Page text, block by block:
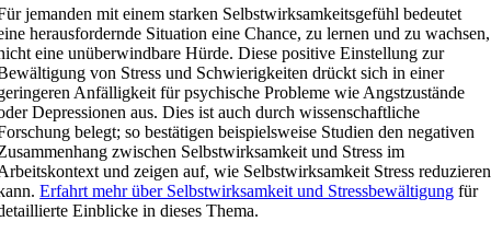
jemanden mit einem starken Selbstwirksamkeitsgefühl bedeutet
herausfordernde Situation eine Chance, zu lernen und zu wachsen,
eine unüberwindbare Hürde. Diese positive Einstellung zur
von Stress und Schwierigkeiten drückt sich in einer
Anfälligkeit für psychische Probleme wie Angstzustände
Depressionen aus. Dies ist auch durch wissenschaftliche
belegt; so bestätigen beispielsweise Studien den negativen
zwischen Selbstwirksamkeit und Stress im
und zeigen auf, wie Selbstwirksamkeit Stress reduzieren
Erfahrt mehr über Selbstwirksamkeit und Stressbewältigung für
Einblicke in dieses Thema.